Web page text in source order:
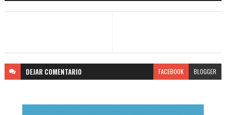
DEJAR COMENTARIO FACEBOOK BLOGGER